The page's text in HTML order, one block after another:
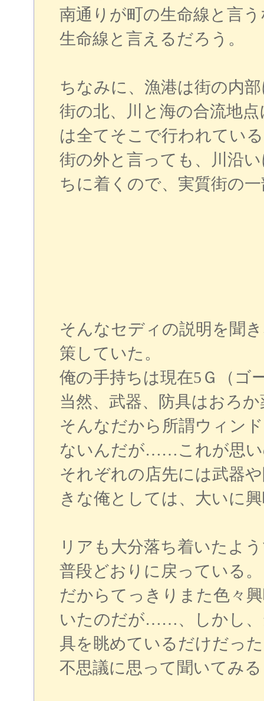
南通りが町の生命線と言
生命線と言えるだろう。
ちなみに、漁港は街の内
街の北、川と海の合流地
は全てそこで行われてい
街の外と言っても、川沿
ちに着くので、実質街の
そんなセディの説明を聞
策していた。
俺の手持ちは現在5Ｇ（ゴ
当然、武器、防具はおろ
そんなだから所謂ウィン
ないんだが……これが思い
それぞれの店先には武器
きな俺としては、大いに
リアも大分落ち着いたよ
普段どおりに戻っている。
だからてっきりまた色々
いたのだが……、しかし、
具を眺めているだけだっ
不思議に思って聞いてみ